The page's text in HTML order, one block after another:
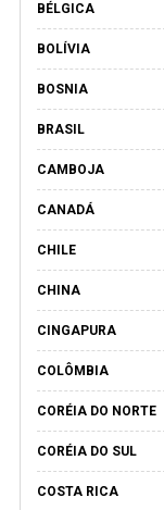
BÉLGICA
BOLÍVIA
BOSNIA
BRASIL
CAMBOJA
CANADÁ
CHILE
CHINA
CINGAPURA
COLÔMBIA
CORÉIA DO NORTE
CORÉIA DO SUL
COSTA RICA